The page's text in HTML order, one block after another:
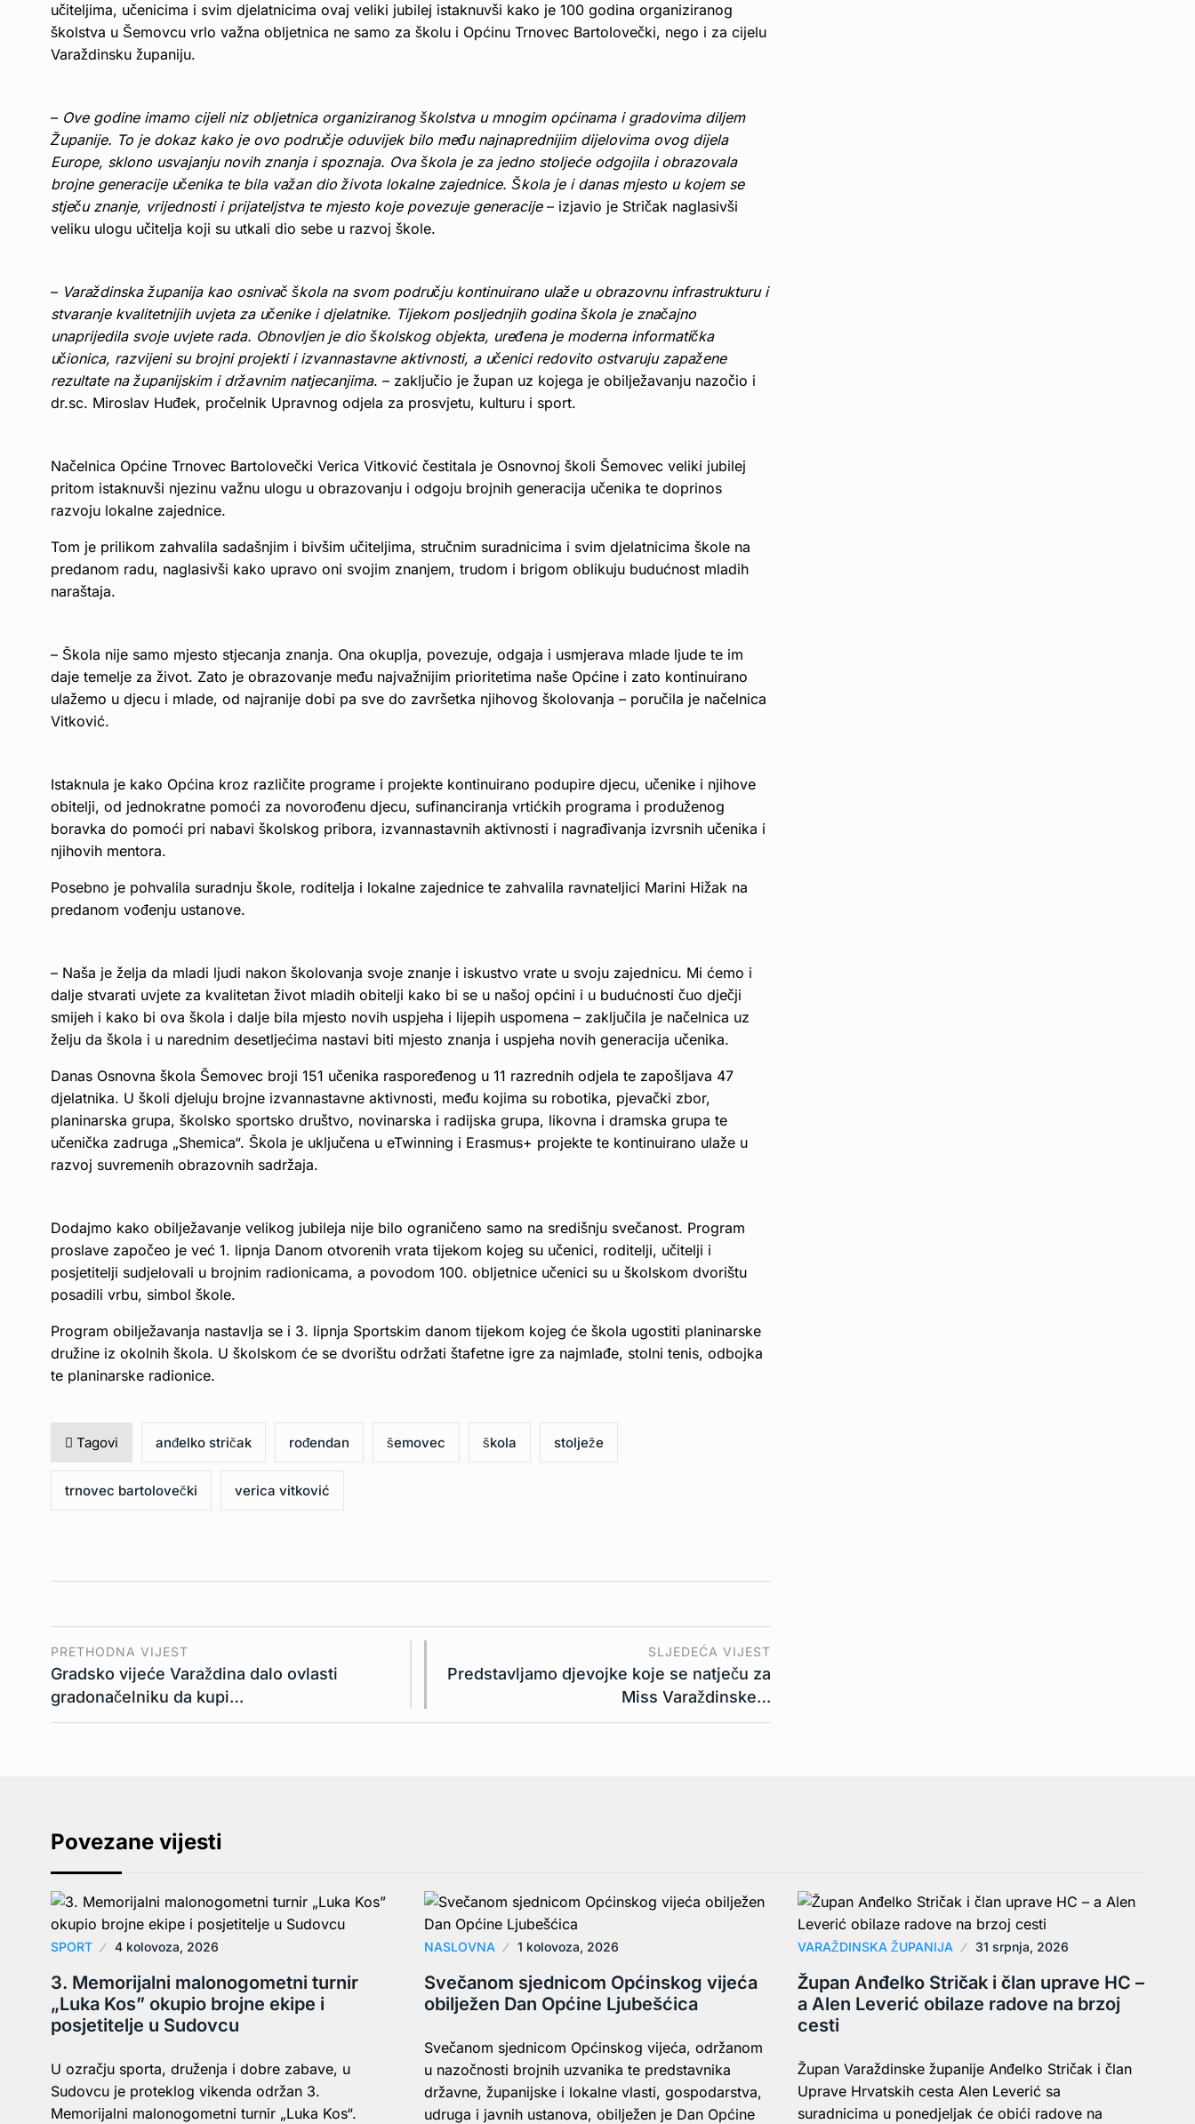
učiteljima, učenicima i svim djelatnicima ovaj veliki jubilej istaknuvši kako je 100 godina organiziranog
školstva u Šemovcu vrlo važna obljetnica ne samo za školu i Općinu Trnovec Bartolovečki, nego i za cijelu
Varaždinsku županiju.
– Ove godine imamo cijeli niz obljetnica organiziranog školstva u mnogim općinama i gradovima diljem
Županije. To je dokaz kako je ovo područje oduvijek bilo među najnaprednijim dijelovima ovog dijela
Europe, sklono usvajanju novih znanja i spoznaja. Ova škola je za jedno stoljeće odgojila i obrazovala
brojne generacije učenika te bila važan dio života lokalne zajednice. Škola je i danas mjesto u kojem se
stječu znanje, vrijednosti i prijateljstva te mjesto koje povezuje generacije– izjavio je Stričak naglasivši
veliku ulogu učitelja koji su utkali dio sebe u razvoj škole.
– Varaždinska županija kao osnivač škola na svom području kontinuirano ulaže u obrazovnu infrastrukturu i
stvaranje kvalitetnijih uvjeta za učenike i djelatnike. Tijekom posljednjih godina škola je značajno
unaprijedila svoje uvjete rada. Obnovljen je dio školskog objekta, uređena je moderna informatička
učionica, razvijeni su brojni projekti i izvannastavne aktivnosti, a učenici redovito ostvaruju zapažene
rezultate na županijskim i državnim natjecanjima. – zaključio je župan uz kojega je obilježavanju nazočio i
dr.sc. Miroslav Huđek, pročelnik Upravnog odjela za prosvjetu, kulturu i sport.
Načelnica Općine Trnovec Bartolovečki Verica Vitković čestitala je Osnovnoj školi Šemovec veliki jubilej
pritom istaknuvši njezinu važnu ulogu u obrazovanju i odgoju brojnih generacija učenika te doprinos
razvoju lokalne zajednice.
Tom je prilikom zahvalila sadašnjim i bivšim učiteljima, stručnim suradnicima i svim djelatnicima škole na
predanom radu, naglasivši kako upravo oni svojim znanjem, trudom i brigom oblikuju budućnost mladih
naraštaja.
– Škola nije samo mjesto stjecanja znanja. Ona okuplja, povezuje, odgaja i usmjerava mlade ljude te im
daje temelje za život. Zato je obrazovanje među najvažnijim prioritetima naše Općine i zato kontinuirano
ulažemo u djecu i mlade, od najranije dobi pa sve do završetka njihovog školovanja – poručila je načelnica
Vitković.
Istaknula je kako Općina kroz različite programe i projekte kontinuirano podupire djecu, učenike i njihove
obitelji, od jednokratne pomoći za novorođenu djecu, sufinanciranja vrtićkih programa i produženog
boravka do pomoći pri nabavi školskog pribora, izvannastavnih aktivnosti i nagrađivanja izvrsnih učenika i
njihovih mentora.
Posebno je pohvalila suradnju škole, roditelja i lokalne zajednice te zahvalila ravnateljici Marini Hižak na
predanom vođenju ustanove.
– Naša je želja da mladi ljudi nakon školovanja svoje znanje i iskustvo vrate u svoju zajednicu. Mi ćemo i
dalje stvarati uvjete za kvalitetan život mladih obitelji kako bi se u našoj općini i u budućnosti čuo dječji
smijeh i kako bi ova škola i dalje bila mjesto novih uspjeha i lijepih uspomena – zaključila je načelnica uz
želju da škola i u narednim desetljećima nastavi biti mjesto znanja i uspjeha novih generacija učenika.
Danas Osnovna škola Šemovec broji 151 učenika raspoređenog u 11 razrednih odjela te zapošljava 47
djelatnika. U školi djeluju brojne izvannastavne aktivnosti, među kojima su robotika, pjevački zbor,
planinarska grupa, školsko sportsko društvo, novinarska i radijska grupa, likovna i dramska grupa te
učenička zadruga „Shemica“. Škola je uključena u eTwinning i Erasmus+ projekte te kontinuirano ulaže u
razvoj suvremenih obrazovnih sadržaja.
Dodajmo kako obilježavanje velikog jubileja nije bilo ograničeno samo na središnju svečanost. Program
proslave započeo je već 1. lipnja Danom otvorenih vrata tijekom kojeg su učenici, roditelji, učitelji i
posjetitelji sudjelovali u brojnim radionicama, a povodom 100. obljetnice učenici su u školskom dvorištu
posadili vrbu, simbol škole.
Program obilježavanja nastavlja se i 3. lipnja Sportskim danom tijekom kojeg će škola ugostiti planinarske
družine iz okolnih škola. U školskom će se dvorištu održati štafetne igre za najmlađe, stolni tenis, odbojka
te planinarske radionice.
Tagovi anđelko stričak rođendan šemovec škola stolježe
trnovec bartolovečki verica vitković
PRETHODNA VIJEST
Gradsko vijeće Varaždina dalo ovlasti
gradonačelniku da kupi…
SLJEDEĆA VIJEST
Predstavljamo djevojke koje se natječu za
Miss Varaždinske…
Povezane vijesti
SPORT 4 kolovoza, 2026
3. Memorijalni malonogometni turnir
„Luka Kos” okupio brojne ekipe i
posjetitelje u Sudovcu
U ozračju sporta, druženja i dobre zabave, u
Sudovcu je proteklog vikenda održan 3.
Memorijalni malonogometni turnir „Luka Kos“.
NASLOVNA 1 kolovoza, 2026
Svečanom sjednicom Općinskog vijeća
obilježen Dan Općine Ljubešćica
Svečanom sjednicom Općinskog vijeća, održanom
u nazočnosti brojnih uzvanika te predstavnika
državne, županijske i lokalne vlasti, gospodarstva,
udruga i javnih ustanova, obilježen je Dan Općine
VARAŽDINSKA ŽUPANIJA 31 srpnja, 2026
Župan Anđelko Stričak i član uprave HC –
a Alen Leverić obilaze radove na brzoj
cesti
Župan Varaždinske županije Anđelko Stričak i član
Uprave Hrvatskih cesta Alen Leverić sa
suradnicima u ponedjeljak će obići radove na